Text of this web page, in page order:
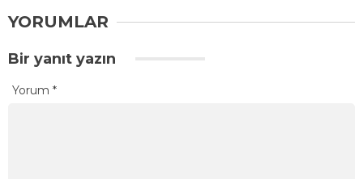
YORUMLAR
Bir yanıt yazın
Yorum *